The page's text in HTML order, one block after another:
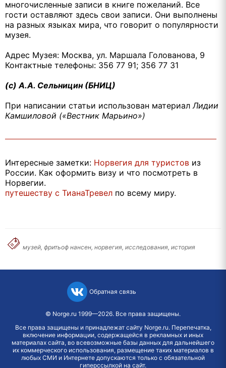
многочисленные записи в книге пожеланий. Все
гости оставляют здесь свои записи. Они выполнены
на разных языках мира, что говорит о популярности
музея.
Адрес Музея: Москва, ул. Маршала Голованова, 9
Контактные телефоны: 356 77 91; 356 77 31
(c) А.А. Сельницин (БНИЦ)
При написании статьи использован материал Лидии
Камшиловой («Вестник Марьино»)
Интересные заметки: Норвегия для туристов из
России. Как оформить визу и что посмотреть в
Норвегии.
путешеству с ТианаТревел по всему миру.
музей, фритьоф нансен, норвегия, исследования, история
Обратная связь
© Norge.ru 1999—2026. Все права защищены.
Все права защищены и принадлежат сайту Norge.ru. Перепечатка,
включение информации, содержащейся в рекламных и иных
материалах сайта, во всевозможные базы данных для дальнейшего
их коммерческого использования, размещение таких материалов в
любых СМИ и Интернете допускаются только с обязательной
гиперссылкой на сайт.